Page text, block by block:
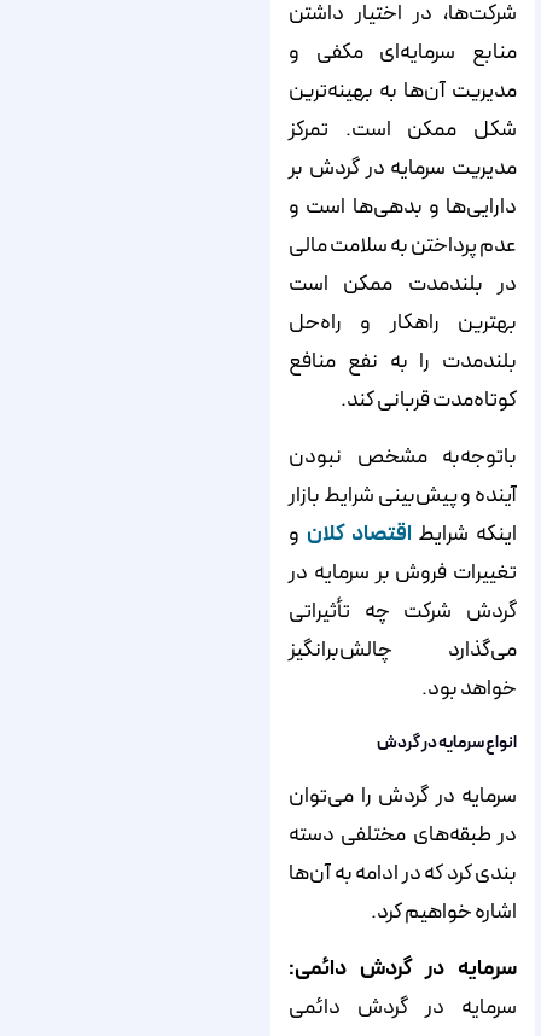
شرکت‌­ها، در اختیار داشتن
منابع سرمایه‌­ای مکفی و
مدیریت آن­‌ها به بهینه‌­ترین
شکل ممکن است. تمرکز
مدیریت سرمایه در گردش بر
دارایی‌ها و بدهی‌ها است و
عدم پرداختن به سلامت مالی
در بلندمدت ممکن است
بهترین راهکار و راه‌حل
بلندمدت را به نفع منافع
کوتاه‌مدت قربانی کند.
باتوجه‌به مشخص نبودن
آینده و پیش‌بینی شرایط بازار
اینکه شرایط اقتصاد کلان و
تغییرات فروش بر سرمایه در
گردش شرکت چه تأثیراتی
می‌گذارد چالش‌برانگیز
خواهد بود.
انواع سرمایه در گردش
سرمایه در گردش را می‌­توان
در طبقه­‌های مختلفی دسته­‌
بندی کرد که در ادامه به آن­‌ها
اشاره خواهیم کرد.
سرمایه در گردش دائمی:
سرمایه در گردش دائمی